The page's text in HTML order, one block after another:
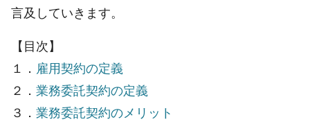
言及していきます。
【目次】
１． 雇用契約の定義
２． 業務委託契約の定義
３． 業務委託契約のメリット